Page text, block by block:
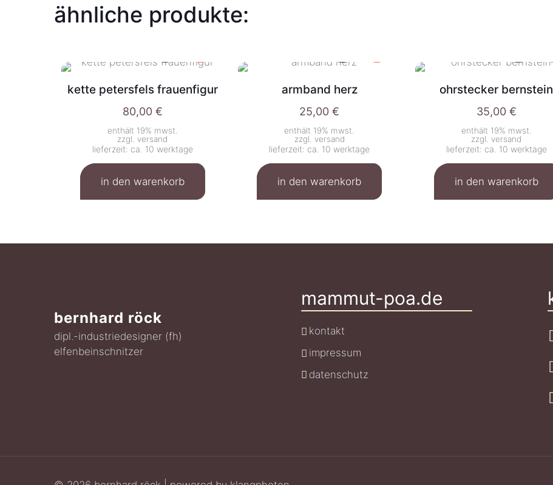
ähnliche produkte:
kette petersfels frauenfigur
80,00 €
enthält 19% mwst.
zzgl. versand
lieferzeit: ca. 10 werktage
in den warenkorb
armband herz
25,00€
enthält 19% mwst.
zzgl. versand
lieferzeit: ca. 10 werktage
in den warenkorb
ohrstecker bernstein
35,00 €
enthält 19% mwst.
zzgl. versand
lieferzeit: ca. 10 werktage
in den warenkorb
bernhard röck
dipl.-industriedesigner (fh)
elfenbeinschnitzer
mammut-poa.de
kontakt
impressum
datenschutz